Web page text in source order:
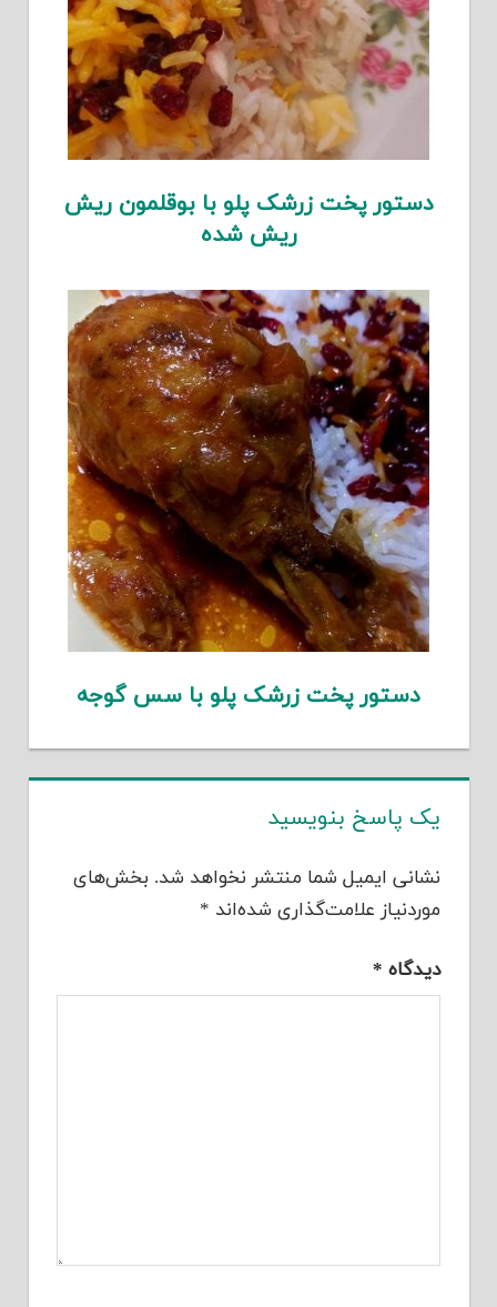
دستور پخت زرشک پلو با بوقلمون ریش
ریش شده
دستور پخت زرشک پلو با سس گوجه
یک پاسخ بنویسید
نشانی ایمیل شما منتشر نخواهد شد. بخش‌های
موردنیاز علامت‌گذاری شده‌اند *
دیدگاه *